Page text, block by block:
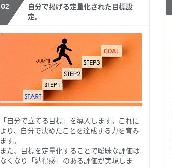
02
自分で掲げる定量化された目標設
定。
「自分で立てる目標」を導入します。これに
より、自分で決めたことを達成する力を育み
ます。
また、目標を定量化することで曖昧な評価は
なくなり「納得感」のある評価が実現しま